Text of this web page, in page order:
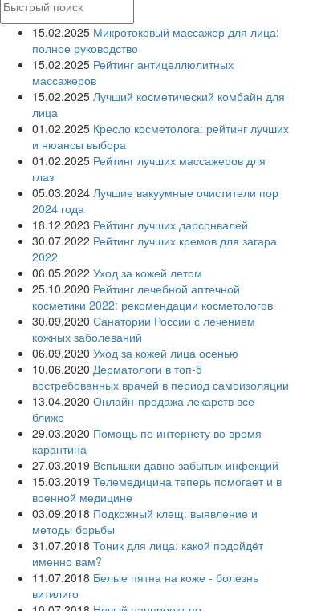
15.02.2025 Микротоковый массажер для лица:
полное руководство
15.02.2025 Рейтинг антицеллюлитных
массажеров
15.02.2025 Лучший косметический комбайн для
лица
01.02.2025 Кресло косметолога: рейтинг лучших
и нюансы выбора
01.02.2025 Рейтинг лучших массажеров для
глаз
05.03.2024 Лучшие вакуумные очистители пор
2024 года
18.12.2023 Рейтинг лучших дарсонвалей
30.07.2022 Рейтинг лучших кремов для загара
2022
06.05.2022 Уход за кожей летом
25.10.2020 Рейтинг лечебной аптечной
косметики 2022: рекомендации косметологов
30.09.2020 Санатории России с лечением
кожных заболеваний
06.09.2020 Уход за кожей лица осенью
10.06.2020 Дерматологи в топ-5
востребованных врачей в период самоизоляции
13.04.2020 Онлайн-продажа лекарств все
ближе
29.03.2020 Помощь по интернету во время
карантина
27.03.2019 Вспышки давно забытых инфекций
15.03.2019 Телемедицина теперь помогает и в
военной медицине
03.09.2018 Подкожный клещ: выявление и
методы борьбы
31.07.2018 Тоник для лица: какой подойдёт
именно вам?
11.07.2018 Белые пятна на коже - болезнь
витилиго